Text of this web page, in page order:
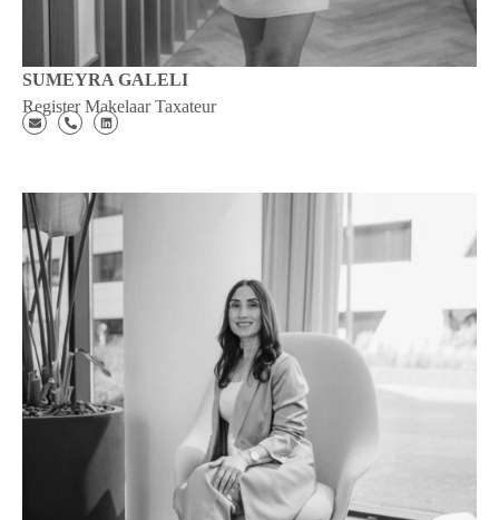
SUMEYRA GALELI
Register Makelaar Taxateur